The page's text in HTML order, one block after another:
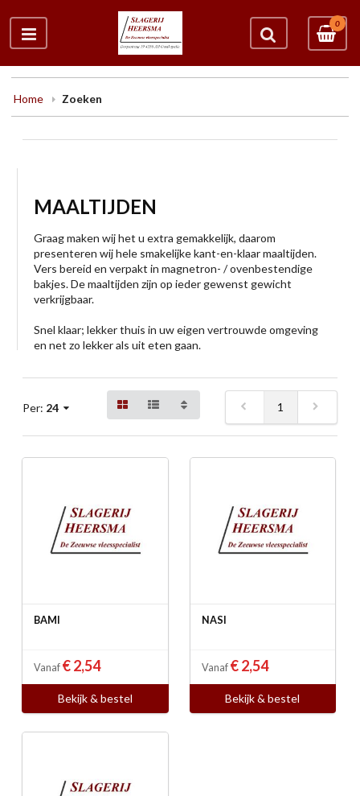
0
Home Zoeken
MAALTIJDEN
Graag maken wij het u extra gemakkelijk, daarom
presenteren wij hele smakelijke kant-en-klaar maaltijden.
Vers bereid en verpakt in magnetron- / ovenbestendige
bakjes. De maaltijden zijn op ieder gewenst gewicht
verkrijgbaar.
Snel klaar; lekker thuis in uw eigen vertrouwde omgeving
en net zo lekker als uit eten gaan.
Per: 24 1
BAMI
Vanaf € 2,54
Bekijk & bestel
NASI
Vanaf € 2,54
Bekijk & bestel